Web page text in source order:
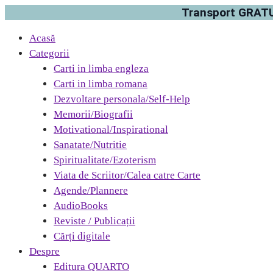
Transport
Acasă
Categorii
Carti in limba engleza
Carti in limba romana
Dezvoltare personala/Self-Help
Memorii/Biografii
Motivational/Inspirational
Sanatate/Nutritie
Spiritualitate/Ezoterism
Viata de Scriitor/Calea catre Carte
Agende/Plannere
AudioBooks
Reviste / Publicații
Cărți digitale
Despre
Editura QUARTO